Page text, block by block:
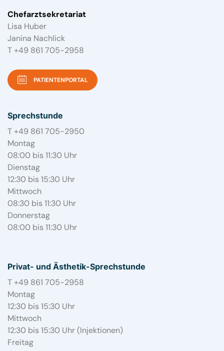
Chefarztsekretariat
Lisa Huber
Janina Nachlick
T +49 861 705-2958
PATIENTENPORTAL
Sprechstunde
T +49 861 705-2950
Montag
08:00 bis 11:30 Uhr
Dienstag
12:30 bis 15:30 Uhr
Mittwoch
08:30 bis 11:30 Uhr
Donnerstag
08:00 bis 11:30 Uhr
Privat- und Ästhetik-Sprechstunde
T +49 861 705-2958
Montag
12:30 bis 15:30 Uhr
Mittwoch
12:30 bis 15:30 Uhr (Injektionen)
Freitag